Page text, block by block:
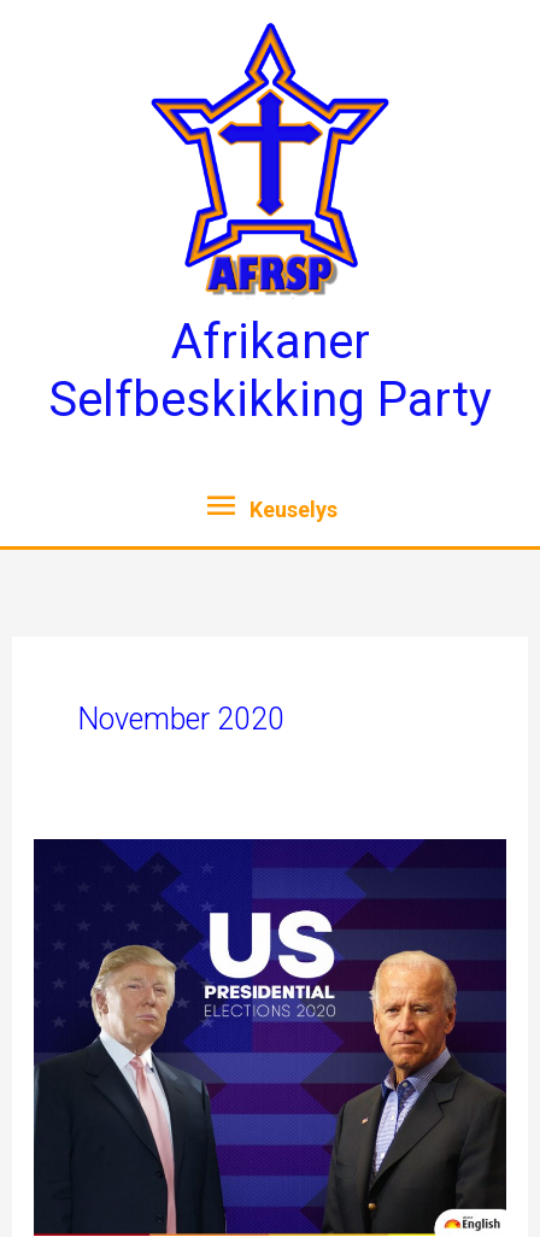
Afrikaner
Selfbeskikking Party
Keuselys
Keuselys
November 2020
VERKLARING
:AFRIKANER
SELFBESKIKKING
PARTY
AMERIKAANSE
VERKIESING